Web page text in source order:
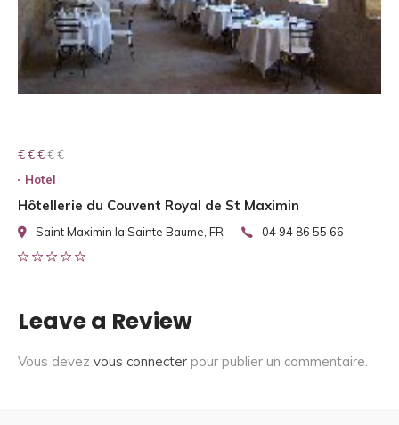
€ € € € €
€ € €
Hotel
Hôtellerie du Couvent Royal de St Maximin
Saint Maximin la Sainte Baume, FR 04 94 86 55 66
Leave a Review
Vous devez vous connecter pour publier un commentaire.